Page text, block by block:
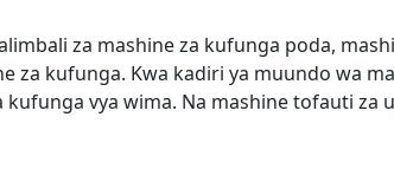
za mashine za kufunga poda,
za kufunga. Kwa kadiri ya muundo wa
vya wima. Na mashine tofauti za